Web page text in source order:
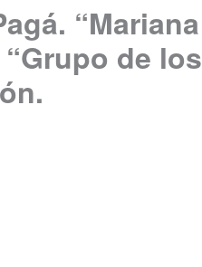
“Mariana
de los